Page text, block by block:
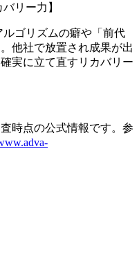
リー力】
ゴリズムの癖や「前代
他社で放置され成果が出
実に立て直すリカバリー
時点の公式情報です。参